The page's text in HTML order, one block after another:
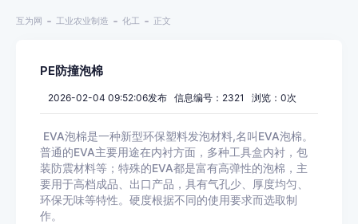
互为网 工业农业制造 化工 正文
PE防撞泡棉
2026-02-04 09:52:06发布 信息编号：2321 浏览： 0次
EVA泡棉是一种新型环保塑料发泡材料,名叫EVA泡棉。
普通的EVA主要用途在内衬方面，多种工具盒内衬，包
装防震材料等；特殊的EVA都是富有高弹性的泡棉，主
要用于高档成品、出口产品，具有气孔少、厚度均匀、
环保无味等特性。硬度根据不同的使用要求而选取制
作。